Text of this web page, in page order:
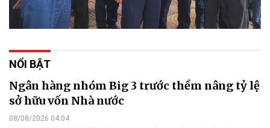
NỔI BẬT
Ngân hàng nhóm Big 3 trước thềm nâng tỷ lệ
sở hữu vốn Nhà nước
08/08/2026 04:04